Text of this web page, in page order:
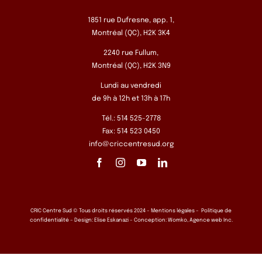
1851 rue Dufresne, app. 1,
Montréal (QC), H2K 3K4
2240 rue Fullum,
Montréal (QC), H2K 3N9
Lundi au vendredi
de 9h à 12h et 13h à 17h
Tél.: 514 525-2778
Fax: 514 523 0450
info@criccentresud.org
CRIC Centre Sud © Tous droits réservés 2024 – Mentions légales –
Politique de
confidentialité– Design: Elise Eskanazi– Conception: Womko, Agence web Inc.